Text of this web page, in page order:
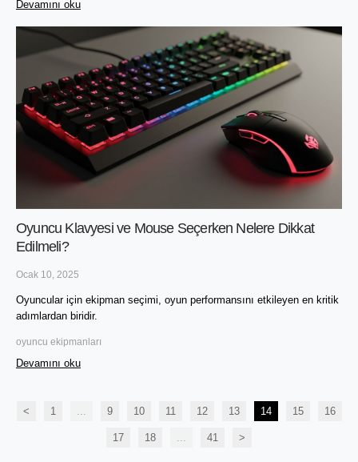
Devamını oku
Oyuncu Klavyesi ve Mouse Seçerken Nelere Dikkat
Edilmeli?
Ocak 10, 2025
Oyuncular için ekipman seçimi, oyun performansını etkileyen en kritik
adımlardan biridir.
oyuncu ekipmanları
Devamını oku
< 1 ... 9 10 11 12 13 14 15 16
17 18 ... 41 >